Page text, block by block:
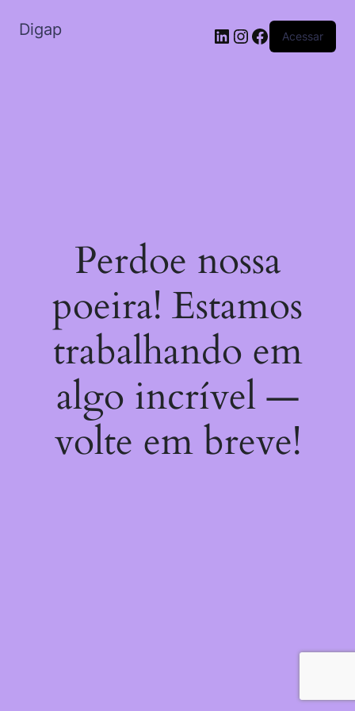
Digap LinkedIn
Instagram
Facebook
Acessar
Perdoe nossa
poeira! Estamos
trabalhando em
algo incrível —
volte em breve!